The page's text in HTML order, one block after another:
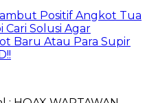
Positif Angkot Tua
Solusi Agar
Baru Atau Para Supir